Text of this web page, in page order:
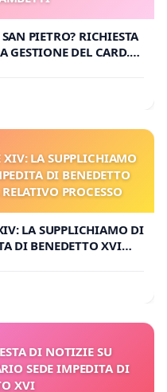
PIETRO? RICHIESTA
GESTIONE DEL CARD.
XIV: LA SUPPLICHIAMO
DI BENEDETTO
PROCESSO
LA SUPPLICHIAMO DI
DI BENEDETTO XVI
PROCESSO
DI NOTIZIE SU
SEDE IMPEDITA DI
XVI